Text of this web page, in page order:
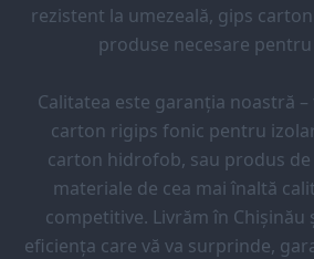
rezistent la umezeală, gips
produse necesare
Calitatea este garanția noastră
carton rigips fonic pentru
carton hidrofob, sau produs
materiale de cea mai înaltă
competitive. Livrăm în Chișinău
eficiența care vă va surprinde,